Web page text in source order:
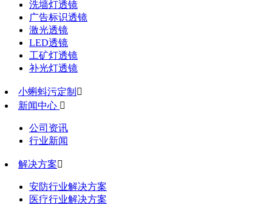
洗墙灯透镜
广告标识透镜
激光透镜
LED透镜
工矿灯透镜
补光灯透镜
小蝌蚪污定制 
新闻中心 
公司资讯
行业新闻
解决方案
安防行业解决方案
医疗行业解决方案